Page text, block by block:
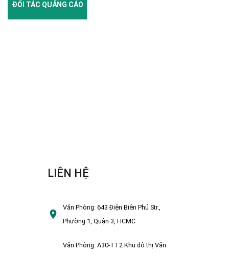
ĐỐI TÁC QUẢNG CÁO
LIÊN HỆ
Văn Phòng:643 Điện Biên Phủ Str.,
Phường 1, Quận 3, HCMC
Văn Phòng:A30-TT2 Khu đô thị Văn